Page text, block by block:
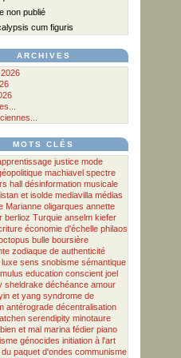
non publié
cum figuris
ARCHIVES
MOTS CLÉS
justice mode
machiavel spectre
hall désinformation musicale
et isolde mediavilla médias
Marianne oligarques annette
berlioz Turquie anselm kiefer
économie d'échelle philaos
bulle boursière
zodiaque de authenticité
luxe sens snobisme sémantique
education conscient joel
sheldrake déchéance amour
et yang syndrome de
antérograde décentralisation
serendipity minotaure
bien et mal marina fédier piano
génocides initiation à l'art
paquet d'ondes communisme